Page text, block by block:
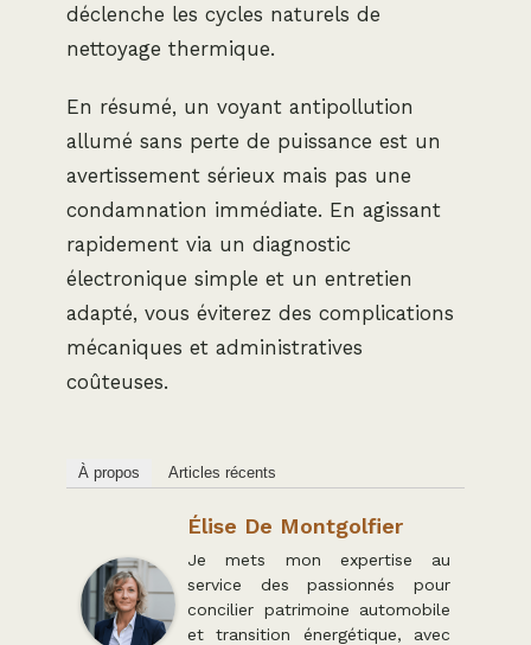
déclenche les cycles naturels de
nettoyage thermique.
En résumé, un voyant antipollution
allumé sans perte de puissance est un
avertissement sérieux mais pas une
condamnation immédiate. En agissant
rapidement via un diagnostic
électronique simple et un entretien
adapté, vous éviterez des complications
mécaniques et administratives
coûteuses.
À propos Articles récents
Élise De Montgolfier
Je mets mon expertise au
service des passionnés pour
concilier patrimoine automobile
et transition énergétique, avec